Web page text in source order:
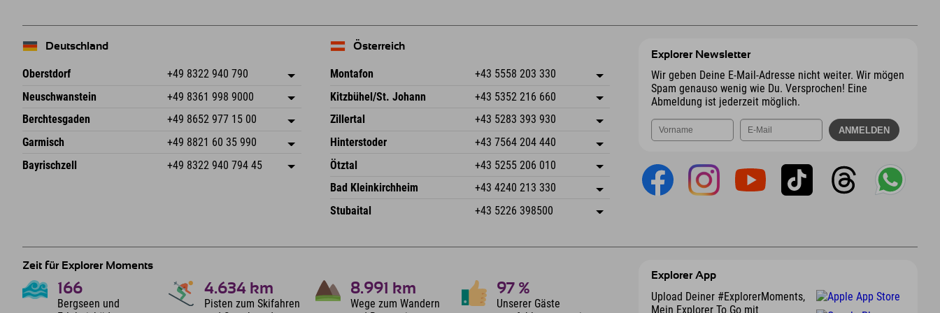
Deutschland
Oberstdorf +49 8322 940 790
An der Breitach 3
Deutschland
Adresse speichern
Buchen
Neuschwanstein +49 8361 998 9000
An der Riese 45
87484 Nesselwang im Allgäu
Deutschland
Adresse speichern
Buchen
Berchtesgaden +49 8652 977 15 00
Hofreitstr. 7
Deutschland
Adresse speichern
Buchen
Garmisch +49 8821 60 35 990
Frickenstraße 22
82490 Farchant
Adresse speichern
Bayrischzell +49 8322 940 794 45
Österreich
Montafon +43 5558 203 330
Dorfstr. 127b
6793 Gaschurn/Montafon
Österreich
Adresse speichern
Buchen
Kitzbühel/St. Johann +43 5352 216 660
Speckbacherstraße 87
Österreich
Adresse speichern
Buchen
Zillertal +43 5283 393 930
Schmiedau 2
Österreich
Adresse speichern
Buchen
Hinterstoder +43 7564 204 440
Freizeitpark 10
Österreich
Adresse speichern
Buchen
Ötztal +43 5255 206 010
Gscheat 14
Österreich
Adresse speichern
Buchen
Bad Kleinkirchheim +43 4240 213 330
Dorfstraße 24
Adresse speichern
Mail senden
Stubaital +43 5226 398500
Explorer Newsletter
Wir geben Deine E-Mail-Adresse nicht weiter. Wir mögen
Spam genauso wenig wie Du. Versprochen! Eine
Abmeldung ist jederzeit möglich.
Explorer App
Upload Deiner #ExplorerMoments,
Mein Explorer To Go mit
Zeit für Explorer Moments
166
Bergseen und
4.634 km
Pisten zum Skifahren
8.991 km
Wege zum Wandern
97 %
Unserer Gäste